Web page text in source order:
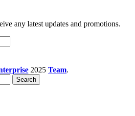
any latest updates and promotions.
2025 Team.
Search